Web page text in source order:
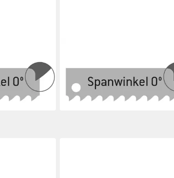
200
-
bei dir
Sägeblatt Maschinensägeblatt 450
mm x 36 x 2 x 8.5 6 Zpz -
28,45 €
lieferbar - in 3-4 Werktagen bei dir